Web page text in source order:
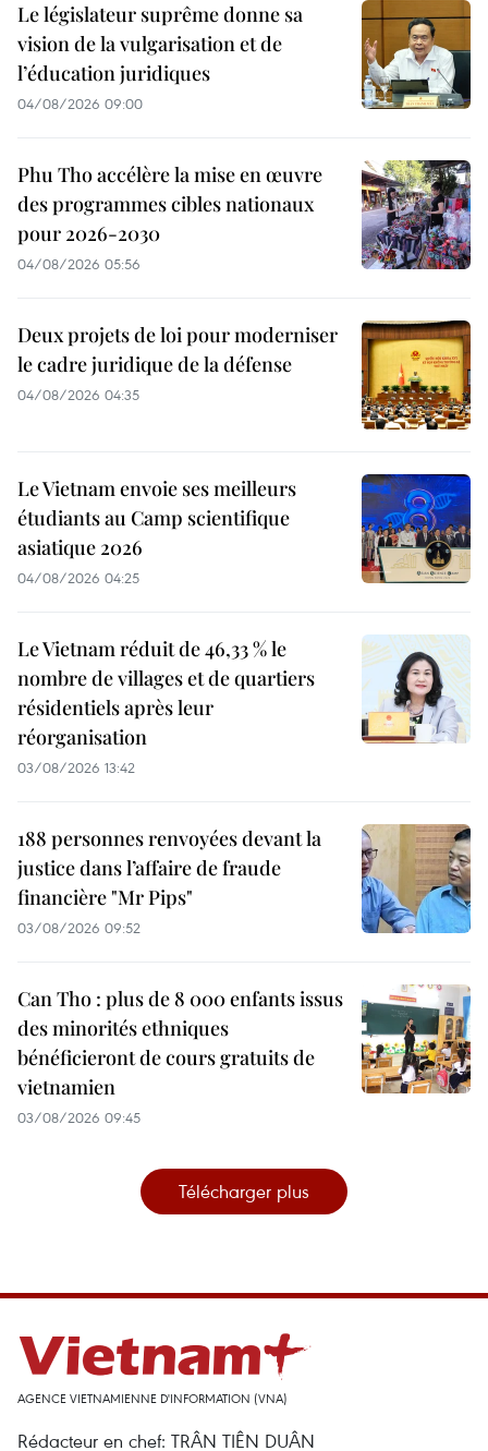
Le législateur suprême donne sa
vision de la vulgarisation et de
l’éducation juridiques
04/08/2026 09:00
Phu Tho accélère la mise en œuvre
des programmes cibles nationaux
pour 2026-2030
04/08/2026 05:56
Deux projets de loi pour moderniser
le cadre juridique de la défense
04/08/2026 04:35
Le Vietnam envoie ses meilleurs
étudiants au Camp scientifique
asiatique 2026
04/08/2026 04:25
Le Vietnam réduit de 46,33 % le
nombre de villages et de quartiers
résidentiels après leur
réorganisation
03/08/2026 13:42
188 personnes renvoyées devant la
justice dans l’affaire de fraude
financière "Mr Pips"
03/08/2026 09:52
Can Tho : plus de 8 000 enfants issus
des minorités ethniques
bénéficieront de cours gratuits de
vietnamien
03/08/2026 09:45
Télécharger plus
AGENCE VIETNAMIENNE D'INFORMATION (VNA)
Rédacteur en chef: TRÂN TIÊN DUÂN